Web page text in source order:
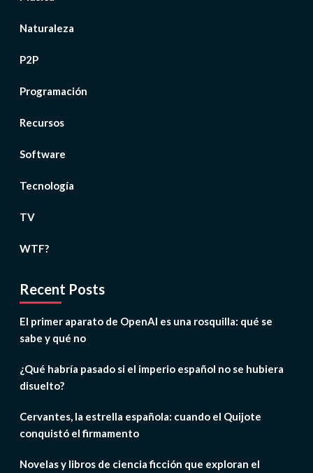
Naturaleza
P2P
Programación
Recursos
Software
Tecnología
TV
WTF?
Recent Posts
El primer aparato de OpenAI es una rosquilla: qué se
sabe y qué no
¿Qué habría pasado si el imperio español no se hubiera
disuelto?
Cervantes, la estrella española: cuando el Quijote
conquistó el firmamento
Novelas y libros de ciencia ficción que exploran el